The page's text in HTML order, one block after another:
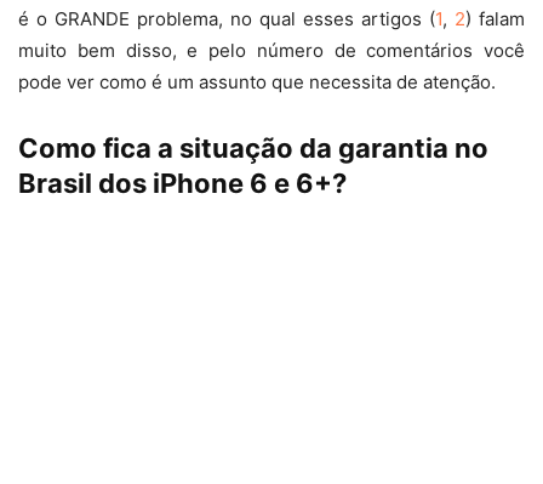
é o GRANDE problema, no qual esses artigos (1, 2) falam
muito bem disso, e pelo número de comentários você
pode ver como é um assunto que necessita de atenção.
Como fica a situação da garantia no
Brasil dos iPhone 6 e 6+?